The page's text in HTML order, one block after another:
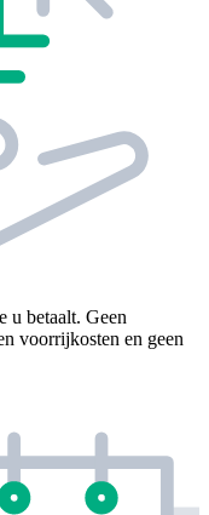
u betaalt. Geen
voorrijkosten en geen